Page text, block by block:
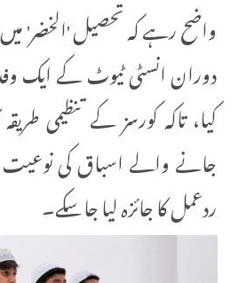
واضح رہے کہ تحصیل 'الخضر'
دوران انسٹی ٹیوٹ کے ایک
کیا، تاکہ کورسز کے تنظیمی
جانے والے اسباق کی نوعیت
ردعمل کا جائزہ لیا جا سکے۔